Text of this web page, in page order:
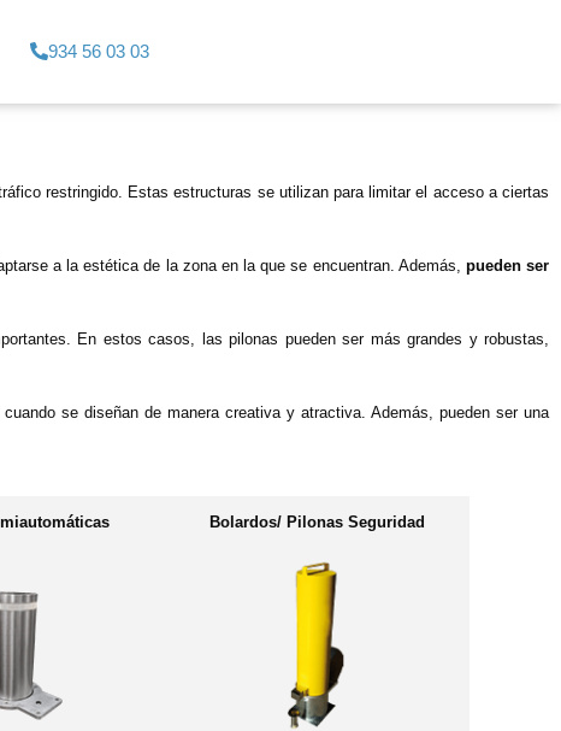
934 56 03 03
restringido. Estas estructuras se utilizan para limitar el acceso a ciertas
a la estética de la zona en la que se encuentran. Además, pueden ser
En estos casos, las pilonas pueden ser más grandes y robustas,
se diseñan de manera creativa y atractiva. Además, pueden ser una
Bolardos/ Pilonas Seguridad